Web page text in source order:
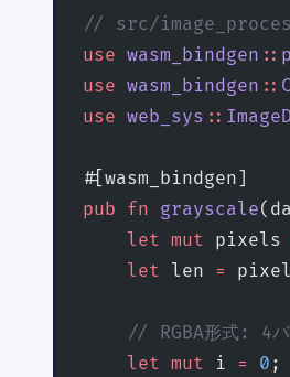
// src/
use wasm_bindgen ::
use wasm_bindgen ::
use web_sys ::
#[wasm_bindgen]
pub fn grayscale
    let
mut pixels
    let
len =
// RGBA形式: 4バ
    let
mut i = 0 ;